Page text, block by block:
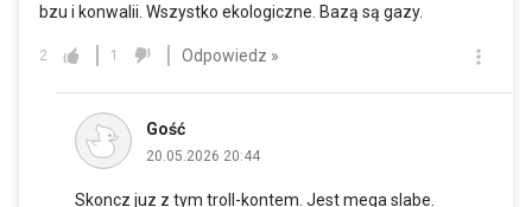
bzu i konwalii. Wszystko ekologiczne. Bazą są gazy.
2 1 Odpowiedz »
Gość
20.05.2026 20:44
Skoncz juz z tym troll-kontem. Jest mega slabe.